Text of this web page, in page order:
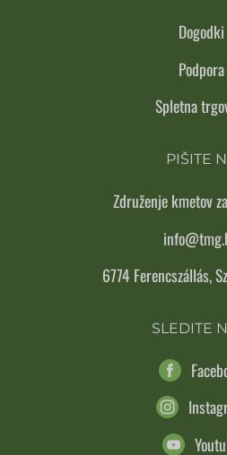
Dogodki
Podpora
Spletna
PIŠITE
Združenje kmetov
6774 Ferencszállás,
SLEDITE